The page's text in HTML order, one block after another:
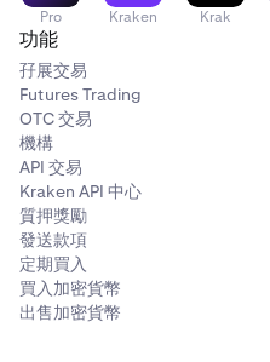
✅
Ethereum 重新質押 (ETH)
✅
Flow (FLOW)
✅
Pro Kraken Krak
功能
孖展交易
Futures Trading
OTC 交易
機構
API 交易
Kraken API 中心
質押獎勵
發送款項
定期買入
買入加密貨幣
出售加密貨幣